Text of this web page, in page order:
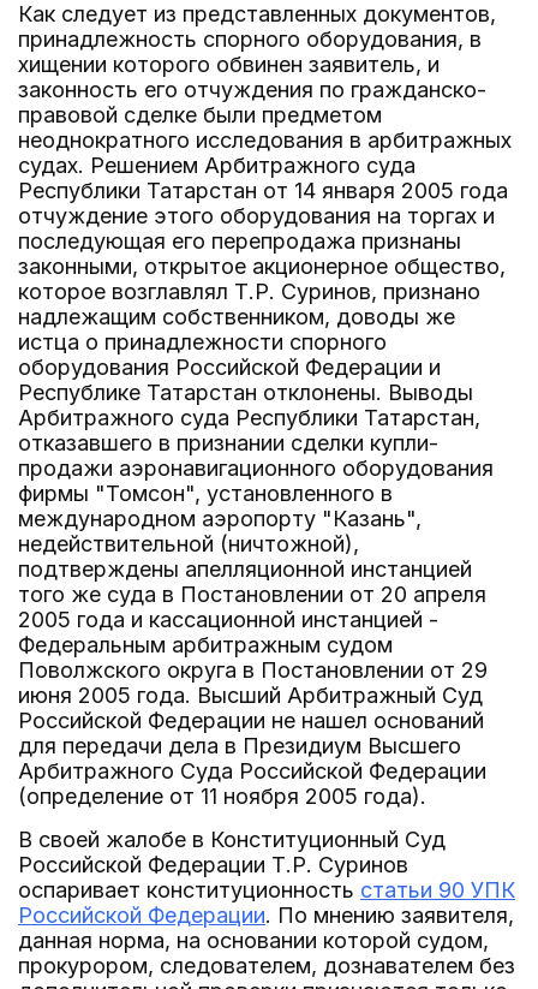
Как следует из представленных документов,
принадлежность спорного оборудования, в
хищении которого обвинен заявитель, и
законность его отчуждения по гражданско-
правовой сделке были предметом
неоднократного исследования в арбитражных
судах. Решением Арбитражного суда
Республики Татарстан от 14 января 2005 года
отчуждение этого оборудования на торгах и
последующая его перепродажа признаны
законными, открытое акционерное общество,
которое возглавлял Т.Р. Суринов, признано
надлежащим собственником, доводы же
истца о принадлежности спорного
оборудования Российской Федерации и
Республике Татарстан отклонены. Выводы
Арбитражного суда Республики Татарстан,
отказавшего в признании сделки купли-
продажи аэронавигационного оборудования
фирмы "Томсон", установленного в
международном аэропорту "Казань",
недействительной (ничтожной),
подтверждены апелляционной инстанцией
того же суда в Постановлении от 20 апреля
2005 года и кассационной инстанцией -
Федеральным арбитражным судом
Поволжского округа в Постановлении от 29
июня 2005 года. Высший Арбитражный Суд
Российской Федерации не нашел оснований
для передачи дела в Президиум Высшего
Арбитражного Суда Российской Федерации
(определение от 11 ноября 2005 года).
В своей жалобе в Конституционный Суд
Российской Федерации Т.Р. Суринов
оспаривает конституционность статьи 90 УПК
Российской Федерации. По мнению заявителя,
данная норма, на основании которой судом,
прокурором, следователем, дознавателем без